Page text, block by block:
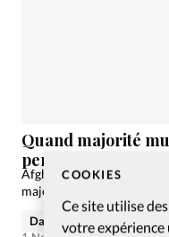
COOKIES
Ce site utilise
votre
Quand majorité
persécution des
Afghanistan, Emirats
majorité musulmane
David Métreau